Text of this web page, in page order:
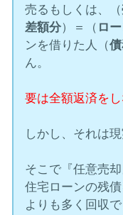
売るもしくは、（
差額分）＝（ ロ
ンを借りた人（
ん。
要は全額返済を
しかし、それは
そこで『任意売
住宅ローンの残
よりも多く回収